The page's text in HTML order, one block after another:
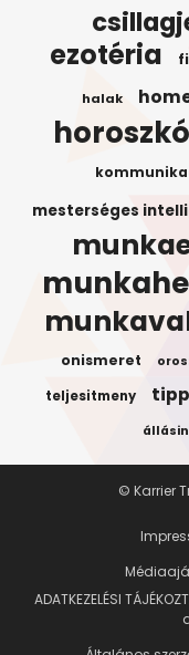
ezotéria
halak
mesterséges
onismeret
teljesitmeny
ADATKEZELÉSI
© Karrier